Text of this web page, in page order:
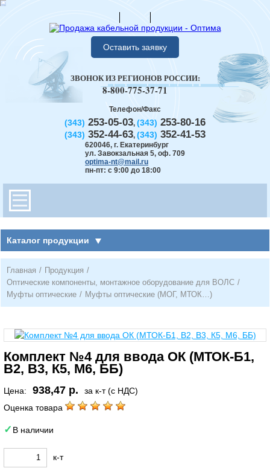
Оставить заявку
Телефон/Факс
(343) 253-05-03, (343) 253-80-16
(343) 352-44-63, (343) 352-41-53
620046, г. Екатеринбург
ул. Завокзальная 5, оф. 709
optima-nt@mail.ru
пн-пт: с 9:00 до 18:00
ЗВОНОК ИЗ РЕГИОНОВ РОССИИ:
8-800-775-37-71
Каталог продукции
Главная / Продукция /
Оптические компоненты, монтажное оборудование для ВОЛС /
Муфты оптические / Муфты оптические (МОГ, МТОК…)
Комплект №4 для ввода ОК (МТОК-Б1,
В2, В3, К5, М6, ББ)
Цена: 938,47 р.
за к-т (с НДС)
Оценка товара
В наличии
к-т